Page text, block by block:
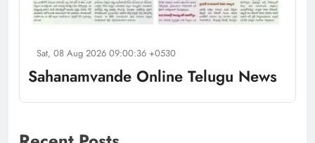
Sat, 08 Aug 2026 09:00:36 +0530
Sahanamvande Online Telugu News